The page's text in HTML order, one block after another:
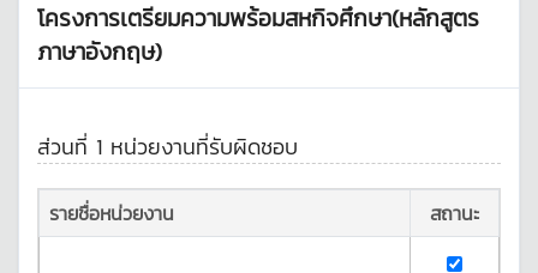
โครงการเตรียมความพร้อมสหกิจศึกษา(หลักสูตร
ภาษาอังกฤษ)
ส่วนที่ 1 หน่วยงานที่รับผิดชอบ
รายชื่อหน่วยงาน สถานะ